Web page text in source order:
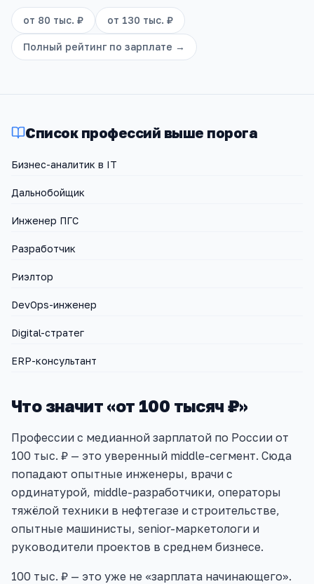
от 80 тыс. ₽ от 130 тыс. ₽
Полный рейтинг по зарплате →
Список профессий выше порога
Бизнес-аналитик в IT
Дальнобойщик
Инженер ПГС
Разработчик
Риэлтор
DevOps-инженер
Digital-стратег
ERP-консультант
Что значит «от 100 тысяч ₽»
Профессии с медианной зарплатой по России от
100 тыс. ₽ — это уверенный middle-сегмент. Сюда
попадают опытные инженеры, врачи с
ординатурой, middle-разработчики, операторы
тяжёлой техники в нефтегазе и строительстве,
опытные машинисты, senior-маркетологи и
руководители проектов в среднем бизнесе.
100 тыс. ₽ — это уже не «зарплата начинающего».